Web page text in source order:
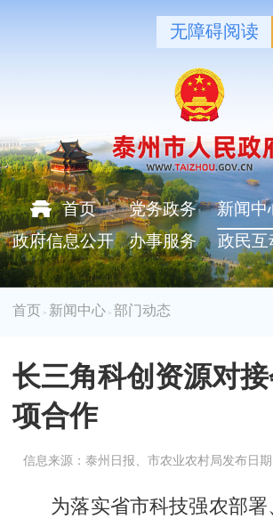
无障碍阅读
首页 党务政务 新闻中
政府信息公开
办事服务 政民互
首页 > 新闻中心 >部门动态
长三角科创资源对
项合作
信息来源：泰州日报、市农业农村局发布日期
为落实省市科技强农部